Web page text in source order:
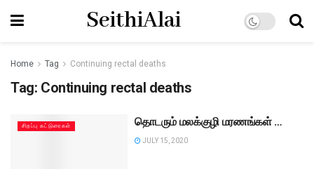
SeithiAlai
Home Tag Continuing rectal deaths
Tag: Continuing rectal deaths
சிறப்பு கட்டுரைகள் தொடரும் மலக்குழி மரணங்கள் …
JULY 15, 2020